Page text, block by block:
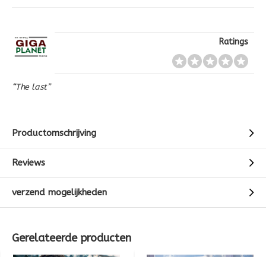
Ratings
“The last”
Productomschrijving
Reviews
verzend mogelijkheden
Gerelateerde producten